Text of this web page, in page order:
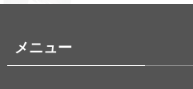
メニュー